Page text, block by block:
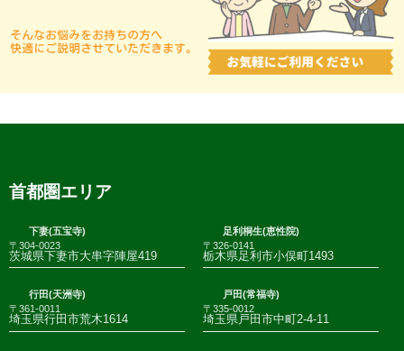
首都圏エリア
下妻(五宝寺)
〒304-0023
茨城県下妻市大串字陣屋419
足利桐生(恵性院)
〒326-0141
栃木県足利市小俣町1493
行田(天洲寺)
〒361-0011
埼玉県行田市荒木1614
戸田(常福寺)
〒335-0012
埼玉県戸田市中町2-4-11